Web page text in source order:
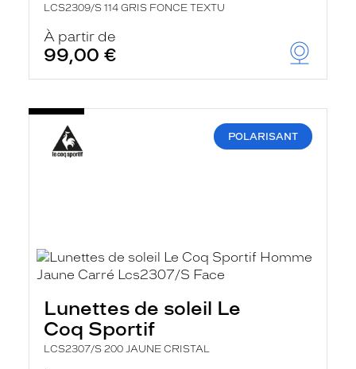
LCS2309/S 114 GRIS FONCE TEXTU
À partir de
99,00 €
POLARISANT
Lunettes de soleil Le
Coq Sportif
LCS2307/S 200 JAUNE CRISTAL